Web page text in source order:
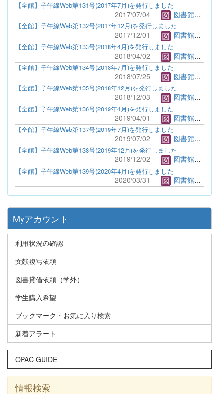
【全館】子午線Web第131号(2017年7月)を発行しました
2017/07/04 図書館管理者
【全館】子午線Web第132号(2017年12月)を発行しました
2017/12/01 図書館管理者
【全館】子午線Web第133号(2018年4月)を発行しました
2018/04/02 図書館管理者
【全館】子午線Web第134号(2018年7月)を発行しました
2018/07/25 図書館管理者
【全館】子午線Web第135号(2018年12月)を発行しました
2018/12/03 図書館管理者
【全館】子午線Web第136号(2019年4月)を発行しました
2019/04/01 図書館管理者
【全館】子午線Web第137号(2019年7月)を発行しました
2019/07/02 図書館管理者
【全館】子午線Web第138号(2019年12月)を発行しました
2019/12/02 図書館管理者
【全館】子午線Web第139号(2020年4月)を発行しました
2020/03/31 図書館管理者
Myアカウント
利用状況の確認
文献複写依頼
図書貸借依頼（学外）
学生購入希望
ブックマーク・お気に入り検索
新着アラート
OPAC GUIDE
情報検索